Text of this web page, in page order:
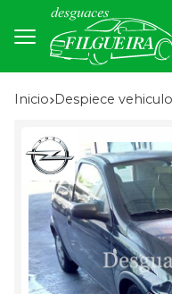
Inicio despiece